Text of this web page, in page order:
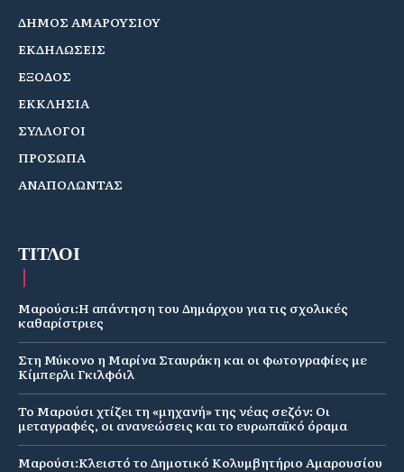
ΔΗΜΟΣ ΑΜΑΡΟΥΣΙΟΥ
ΕΚΔΗΛΩΣΕΙΣ
ΕΞΟΔΟΣ
ΕΚΚΛΗΣΙΑ
ΣΥΛΛΟΓΟΙ
ΠΡΟΣΩΠΑ
ΑΝΑΠΟΛΩΝΤΑΣ
ΤΙΤΛΟΙ
Μαρούσι:Η απάντηση του Δημάρχου για τις σχολικές
καθαρίστριες
Στη Μύκονο η Μαρίνα Σταυράκη και οι φωτογραφίες με
Κίμπερλι Γκιλφόιλ
Το Μαρούσι χτίζει τη «μηχανή» της νέας σεζόν: Οι
μεταγραφές, οι ανανεώσεις και το ευρωπαϊκό όραμα
Μαρούσι:Κλειστό το Δημοτικό Κολυμβητήριο Αμαρουσίου